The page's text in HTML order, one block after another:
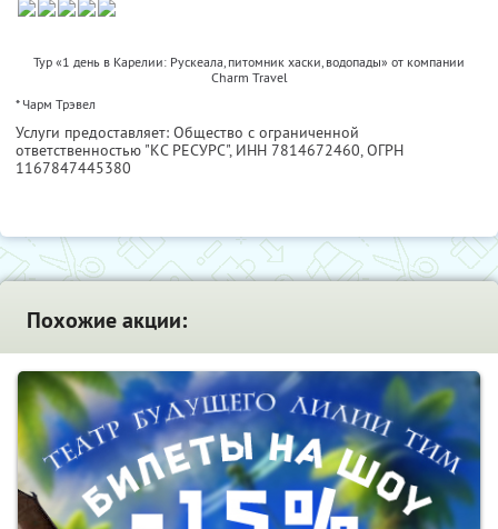
Тур «1 день в Карелии: Рускеала, питомник хаски, водопады» от компании
Charm Travel
* Чарм Трэвел
Услуги предоставляет: Общество с ограниченной
ответственностью "КС РЕСУРС", ИНН 7814672460, ОГРН
1167847445380
Похожие акции: